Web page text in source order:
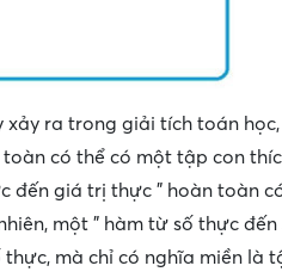
xảy ra trong giải tích toán
có thể có một tập con
đến giá trị thực ” hoàn toàn
một ” hàm từ số thực
mà chỉ có nghĩa miền là